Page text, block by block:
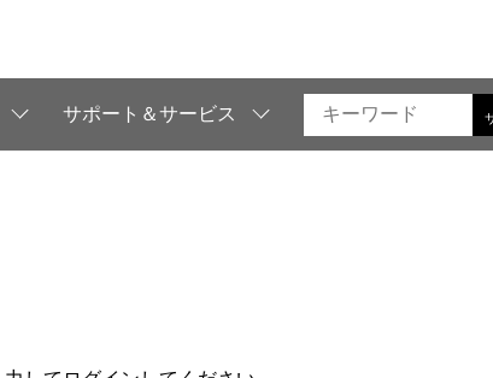
サポート＆サービス